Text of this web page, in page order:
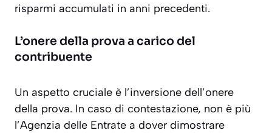
risparmi accumulati in anni precedenti.
L’onere della prova a carico del
contribuente
Un aspetto cruciale è l’inversione dell’onere
della prova. In caso di contestazione, non è più
l’Agenzia delle Entrate a dover dimostrare